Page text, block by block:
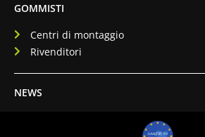
GOMMISTI
Centri di montaggio
Rivenditori
NEWS